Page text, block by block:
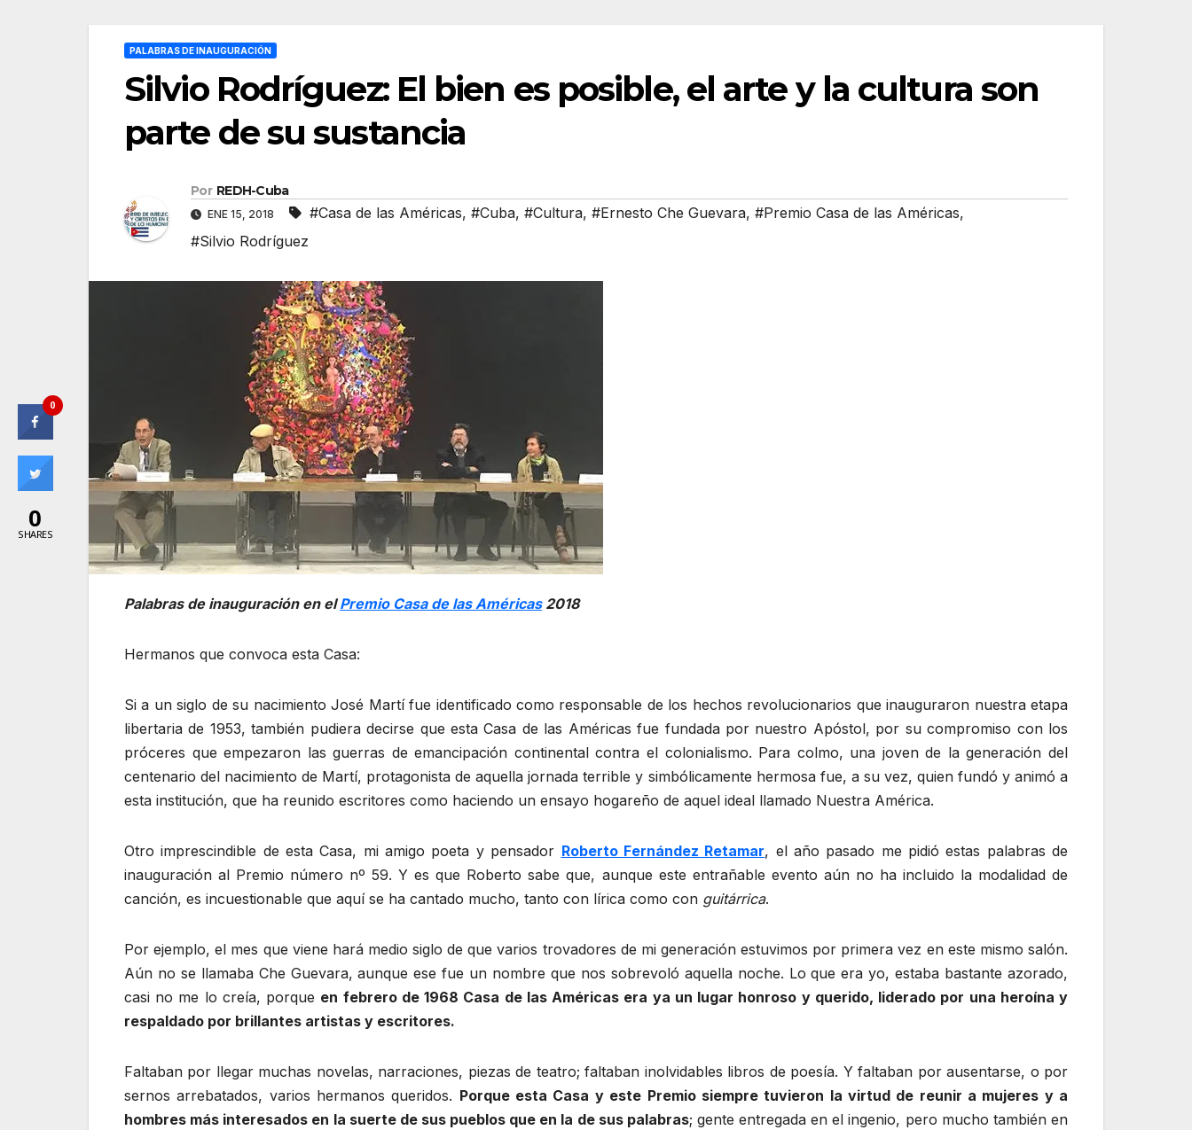
PALABRAS DE INAUGURACIÓN
Silvio Rodríguez: El bien es posible, el arte y la cultura son
parte de su sustancia
Por REDH-Cuba
ENE 15, 2018 #Casa de las Américas, #Cuba, #Cultura, #Ernesto Che Guevara, #Premio Casa de las Américas,
#Silvio Rodríguez
Palabras de inauguración en elPremio Casa de las Américas2018
Hermanos que convoca esta Casa:
Si a un siglo de su nacimiento José Martí fue identificado como responsable de los hechos revolucionarios que inauguraron nuestra etapa
libertaria de 1953, también pudiera decirse que esta Casa de las Américas fue fundada por nuestro Apóstol, por su compromiso con los
próceres que empezaron las guerras de emancipación continental contra el colonialismo. Para colmo, una joven de la generación del
centenario del nacimiento de Martí, protagonista de aquella jornada terrible y simbólicamente hermosa fue, a su vez, quien fundó y animó a
esta institución, que ha reunido escritores como haciendo un ensayo hogareño de aquel ideal llamado Nuestra América.
Otro imprescindible de esta Casa, mi amigo poeta y pensador Roberto Fernández Retamar, el año pasado me pidió estas palabras de
inauguración al Premio número nº 59. Y es que Roberto sabe que, aunque este entrañable evento aún no ha incluido la modalidad de
canción, es incuestionable que aquí se ha cantado mucho, tanto con lírica como con guitárrica.
Por ejemplo, el mes que viene hará medio siglo de que varios trovadores de mi generación estuvimos por primera vez en este mismo salón.
Aún no se llamaba Che Guevara, aunque ese fue un nombre que nos sobrevoló aquella noche. Lo que era yo, estaba bastante azorado,
casi no me lo creía, porque en febrero de 1968 Casa de las Américas era ya un lugar honroso y querido, liderado por una heroína y
respaldado por brillantes artistas y escritores.
Faltaban por llegar muchas novelas, narraciones, piezas de teatro; faltaban inolvidables libros de poesía. Y faltaban por ausentarse, o por
sernos arrebatados, varios hermanos queridos. Porque esta Casa y este Premio siempre tuvieron la virtud de reunir a mujeres y a
hombres más interesados en la suerte de sus pueblos que en la de sus palabras; gente entregada en el ingenio, pero mucho también en
0
0
SHARES